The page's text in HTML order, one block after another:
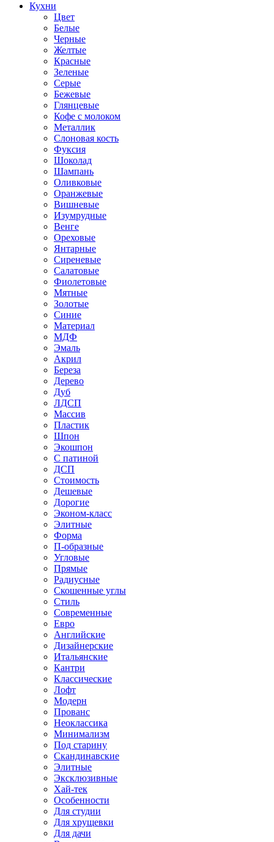
Кухни
Цвет
Белые
Черные
Желтые
Красные
Зеленые
Серые
Бежевые
Глянцевые
Кофе с молоком
Металлик
Слоновая кость
Фуксия
Шоколад
Шампань
Оливковые
Оранжевые
Вишневые
Изумрудные
Венге
Ореховые
Янтарные
Сиреневые
Салатовые
Фиолетовые
Мятные
Золотые
Синие
Материал
МДФ
Эмаль
Акрил
Береза
Дерево
Дуб
ЛДСП
Массив
Пластик
Шпон
Экошпон
С патиной
ДСП
Стоимость
Дешевые
Дорогие
Эконом-класс
Элитные
Форма
П-образные
Угловые
Прямые
Радиусные
Скошенные углы
Стиль
Современные
Евро
Английские
Дизайнерские
Итальянские
Кантри
Классические
Лофт
Модерн
Прованс
Неоклассика
Минимализм
Под старину
Скандинавские
Элитные
Эксклюзивные
Хай-тек
Особенности
Для студии
Для хрущевки
Для дачи